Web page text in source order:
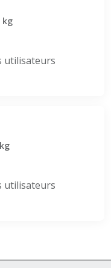
kg
utilisateurs
utilisateurs